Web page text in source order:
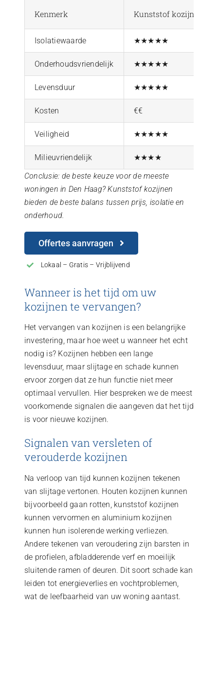
Kenmerk Kunststof kozijnen
Isolatiewaarde ★★★★★
Onderhoudsvriendelijk ★★★★★
Levensduur ★★★★★
Kosten €€
Veiligheid ★★★★★
Milieuvriendelijk
★★★★
Conclusie: de beste keuze voor de meeste
woningen in Den Haag? Kunststof kozijnen
bieden de beste balans tussen prijs, isolatie en
onderhoud.
Offertes aanvragen
Lokaal – Gratis – Vrijblijvend
Wanneer is het tijd om uw
kozijnen te vervangen?
Het vervangen van kozijnen is een belangrijke
investering, maar hoe weet u wanneer het echt
nodig is? Kozijnen hebben een lange
levensduur, maar slijtage en schade kunnen
ervoor zorgen dat ze hun functie niet meer
optimaal vervullen. Hier bespreken we de meest
voorkomende signalen die aangeven dat het tijd
is voor nieuwe kozijnen.
Signalen van versleten of
verouderde kozijnen
Na verloop van tijd kunnen kozijnen tekenen
van slijtage vertonen. Houten kozijnen kunnen
bijvoorbeeld gaan rotten, kunststof kozijnen
kunnen vervormen en aluminium kozijnen
kunnen hun isolerende werking verliezen.
Andere tekenen van veroudering zijn barsten in
de profielen, afbladderende verf en moeilijk
sluitende ramen of deuren. Dit soort schade kan
leiden tot energieverlies en vochtproblemen,
wat de leefbaarheid van uw woning aantast.